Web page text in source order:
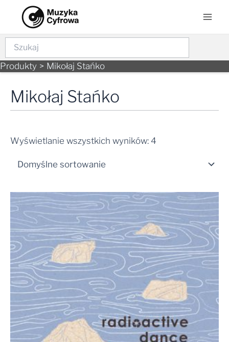
content
Szukaj
Produkty Mikołaj Stańko
Mikołaj Stańko
Wyświetlanie wszystkich wyników: 4